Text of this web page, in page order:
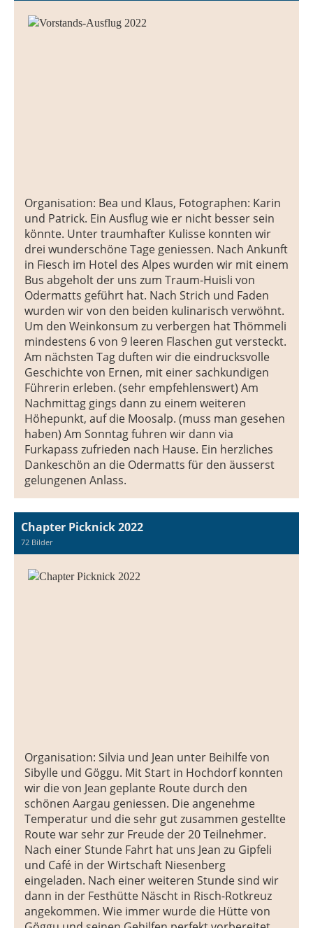
Organisation: Bea und Klaus, Fotographen: Karin
und Patrick. Ein Ausflug wie er nicht besser sein
könnte. Unter traumhafter Kulisse konnten wir
drei wunderschöne Tage geniessen. Nach Ankunft
in Fiesch im Hotel des Alpes wurden wir mit einem
Bus abgeholt der uns zum Traum-Huisli von
Odermatts geführt hat. Nach Strich und Faden
wurden wir von den beiden kulinarisch verwöhnt.
Um den Weinkonsum zu verbergen hat Thömmeli
mindestens 6 von 9 leeren Flaschen gut versteckt.
Am nächsten Tag duften wir die eindrucksvolle
Geschichte von Ernen, mit einer sachkundigen
Führerin erleben. (sehr empfehlenswert) Am
Nachmittag gings dann zu einem weiteren
Höhepunkt, auf die Moosalp. (muss man gesehen
haben) Am Sonntag fuhren wir dann via
Furkapass zufrieden nach Hause. Ein herzliches
Dankeschön an die Odermatts für den äusserst
gelungenen Anlass.
Chapter Picknick 2022
72 Bilder
Organisation: Silvia und Jean unter Beihilfe von
Sibylle und Göggu. Mit Start in Hochdorf konnten
wir die von Jean geplante Route durch den
schönen Aargau geniessen. Die angenehme
Temperatur und die sehr gut zusammen gestellte
Route war sehr zur Freude der 20 Teilnehmer.
Nach einer Stunde Fahrt hat uns Jean zu Gipfeli
und Café in der Wirtschaft Niesenberg
eingeladen. Nach einer weiteren Stunde sind wir
dann in der Festhütte Näscht in Risch-Rotkreuz
angekommen. Wie immer wurde die Hütte von